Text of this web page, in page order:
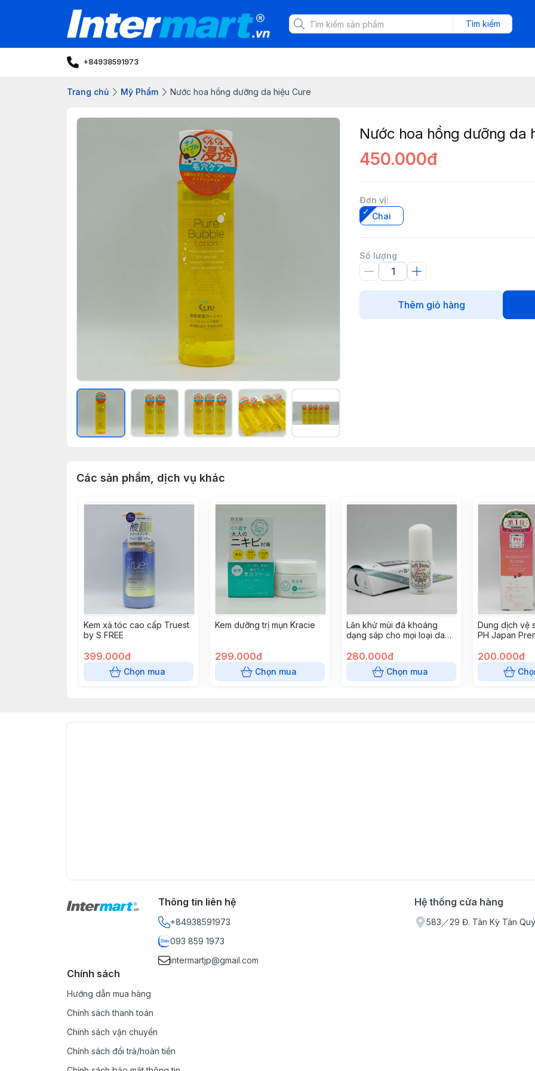
Tìm kiếm
+84938591973
Trang chủ Mỹ Phẩm Nước hoa hồng dưỡng da hiệu Cure
Nước hoa hồng dưỡng da
450.000đ
Đơn vị:
Chai
Số lượng
Thêm giỏ hàng
Các sản phẩm, dịch vụ khác
Kem xả tóc cao cấp Truest
by S FREE
399.000đ
Chọn mua
Kem dưỡng trị mụn Kracie
299.000đ
Chọn mua
Lăn khử mùi đá khoáng
dạng sáp cho mọi loại da
280.000đ
Chọn mua
Dung dịch vệ
PH Japan
(Passionnate
200.000đ
Thông tin liên hệ
+84938591973
093 859 1973
intermartjp@gmail.com
Hệ thống cửa hàng
583／29 Đ. Tân Kỳ Tân
Chính sách
Hướng dẫn mua hàng
Chính sách thanh toán
Chính sách vận chuyển
Chính sách đổi trả/hoàn tiền